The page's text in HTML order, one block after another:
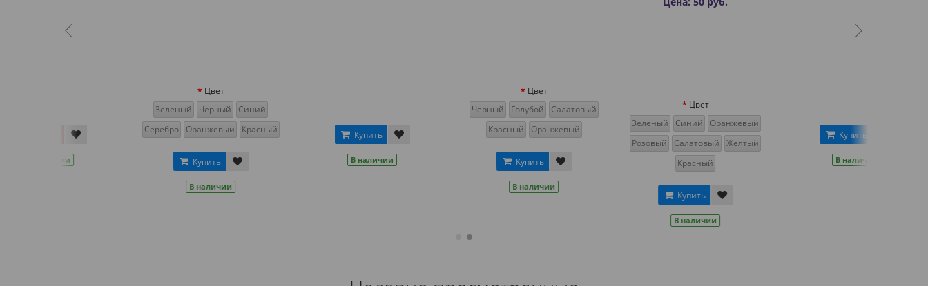
Черный Синий
Серебро
Оранжевый Красный
Голубой Салатовый
Оранжевый
Зеленый
Синий Оранжевый
Салатовый Желтый